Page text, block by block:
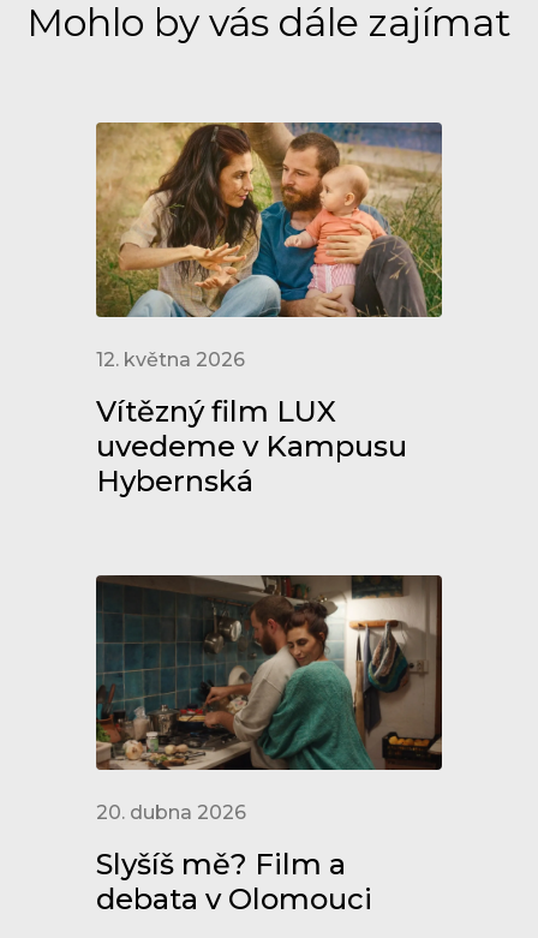
Mohlo by vás dále zajímat
12. května 2026
Vítězný film LUX
uvedeme v Kampusu
Hybernská
20. dubna 2026
Slyšíš mě? Film a
debata v Olomouci